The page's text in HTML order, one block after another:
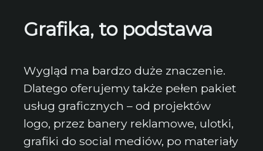
Grafika, to podstawa
Wygląd ma bardzo duże znaczenie.
Dlatego oferujemy także pełen pakiet
usług graficznych – od projektów
logo, przez banery reklamowe, ulotki,
grafiki do social mediów, po materiały